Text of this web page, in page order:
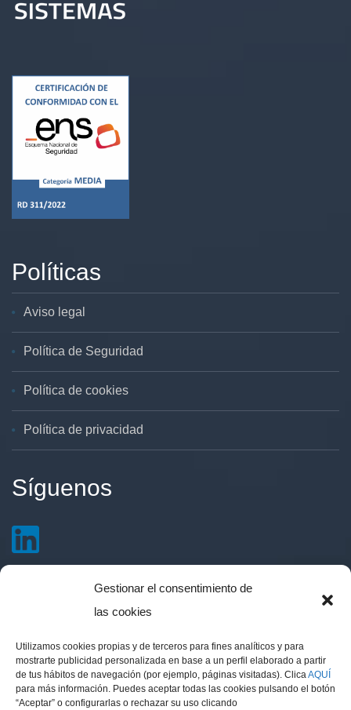
Gestionar el consentimiento de
las cookies
Utilizamos cookies propias y de terceros para fines analíticos y para
mostrarte publicidad personalizada en base a un perfil elaborado a partir
de tus hábitos de navegación (por ejemplo, páginas visitadas). ClicaAQUÍ
para más información. Puedes aceptar todas las cookies pulsando el botón
“Aceptar” o configurarlas o rechazar su uso clicando
Políticas
Aviso legal
Política de Seguridad
Política de cookies
Política de privacidad
Síguenos
Contacto
Avd. 14 de Abril 51, local. 11510 Puerto Real,
Cádiz
info@eritea.es